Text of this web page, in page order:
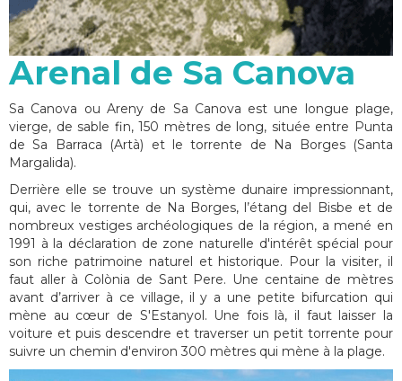
Arenal de Sa Canova
Sa Canova ou Areny de Sa Canova est une longue plage,
vierge, de sable fin, 150 mètres de long, située entre Punta
de Sa Barraca (Artà) et le torrente de Na Borges (Santa
Margalida).
Derrière elle se trouve un système dunaire impressionnant,
qui, avec le torrente de Na Borges, l’étang del Bisbe et de
nombreux vestiges archéologiques de la région, a mené en
1991 à la déclaration de zone naturelle d'intérêt spécial pour
son riche patrimoine naturel et historique. Pour la visiter, il
faut aller à Colònia de Sant Pere. Une centaine de mètres
avant d’arriver à ce village, il y a une petite bifurcation qui
mène au cœur de S'Estanyol. Une fois là, il faut laisser la
voiture et puis descendre et traverser un petit torrente pour
suivre un chemin d'environ 300 mètres qui mène à la plage.